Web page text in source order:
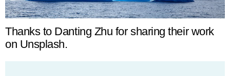
Thanks to Danting Zhu for sharing their work
on Unsplash.